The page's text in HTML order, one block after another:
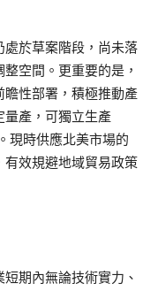
於草案階段，尚未落
空間。更重要的是，
瞻性部署，積極推動產
量產，可獨立生產
現時供應北美市場的
效規避地域貿易政策
期內無論技術實力、